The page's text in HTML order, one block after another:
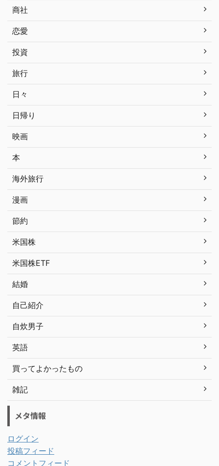
商社
恋愛
投資
旅行
日々
日帰り
映画
本
海外旅行
漫画
節約
米国株
米国株ETF
結婚
自己紹介
自炊男子
英語
買ってよかったもの
雑記
メタ情報
ログイン
投稿フィード
コメントフィード